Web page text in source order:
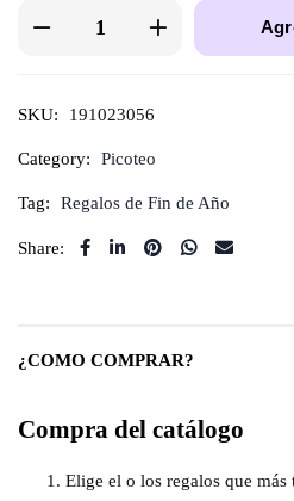
SKU: 191023056
Category: Picoteo
Tag: Regalos de Fin de Año
Share:
¿COMO COMPRAR?
Compra del catálogo
Elige el o los regalos que más